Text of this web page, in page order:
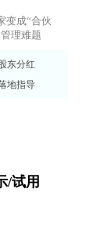
变成“合伙
理难题
东分红
地指导
/试用